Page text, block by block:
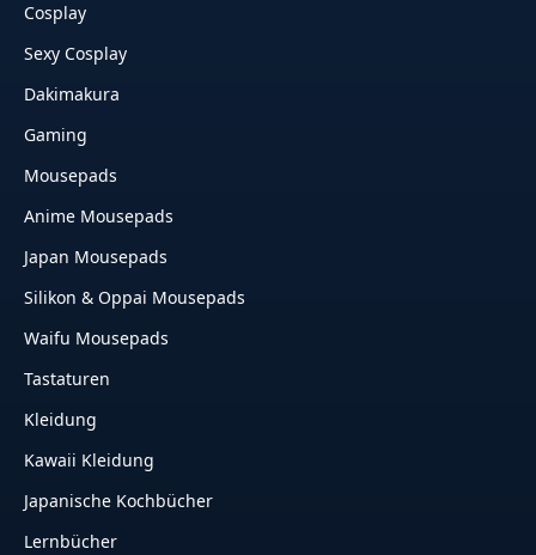
Cosplay
Sexy Cosplay
Dakimakura
Gaming
Mousepads
Anime Mousepads
Japan Mousepads
Silikon & Oppai Mousepads
Waifu Mousepads
Tastaturen
Kleidung
Kawaii Kleidung
Japanische Kochbücher
Lernbücher